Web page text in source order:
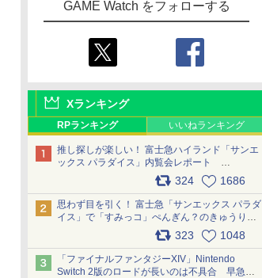
GAME Watch をフォローする
Xランキング
RPランキング いいねランキング
推し探しが楽しい！ 富士急ハイランド「サンエ
ックス パラダイス」内覧会レポート
324 1686
思わず目を引く！ 富士急「サンエックス パラダ
イス」で「すみっコ」ぺんぎん？のきゅうりド
ッグを食べてみた イラストそのままのメニュ
ー化に挑戦。これが意外にもおいしい
pic.x.com/Kgl04hZaeg
323 1048
「ファイナルファンタジーXIV」Nintendo
Switch 2版のロードが長いのは不具合 早急に